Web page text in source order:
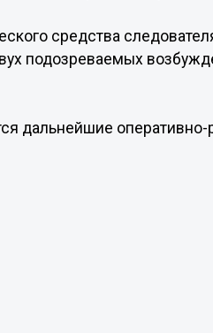
средства
подозреваемых
дальнейшие